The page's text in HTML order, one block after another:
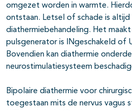
omgezet worden in warmte.
ontstaan. Letsel of schade is altijd
diathermiebehandeling. Het
pulsgenerator is INgeschakeld of
Bovendien kan diathermie
neurostimulatiesysteem
Bipolaire diathermie voor
toegestaan mits de nervus vagus